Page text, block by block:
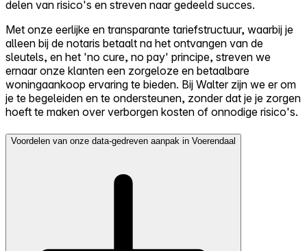
delen van risico's en streven naar gedeeld succes.
Met onze eerlijke en transparante tariefstructuur, waarbij je
alleen bij de notaris betaalt na het ontvangen van de
sleutels, en het 'no cure, no pay' principe, streven we
ernaar onze klanten een zorgeloze en betaalbare
woningaankoop ervaring te bieden. Bij Walter zijn we er om
je te begeleiden en te ondersteunen, zonder dat je je zorgen
hoeft te maken over verborgen kosten of onnodige risico's.
Voordelen van onze data-gedreven aanpak in Voerendaal